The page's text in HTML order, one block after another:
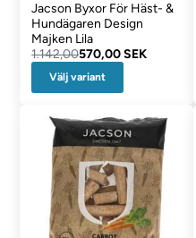
Jacson Byxor För Häst- &
Hundägaren Design
Majken Lila
1.142,00570,00 SEK
Välj variant